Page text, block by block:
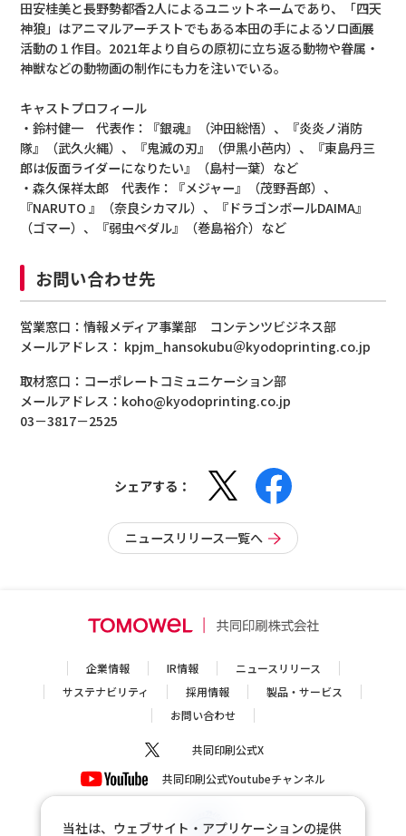
田安桂美と長野勢都香2人によるユニットネームであり、「四天
神狼」はアニマルアーチストでもある本田の手によるソロ画展
活動の１作目。2021年より自らの原初に立ち返る動物や眷属・
神獣などの動物画の制作にも力を注いでいる。
キャストプロフィール
・鈴村健一 代表作：『銀魂』（沖田総悟）、『炎炎ノ消防
隊』（武久火縄）、『鬼滅の刃』（伊黒小芭内）、『東島丹三
郎は仮面ライダーになりたい』（島村一葉）など
・森久保祥太郎 代表作：『メジャー』（茂野吾郎）、
『NARUTO 』（奈良シカマル）、『ドラゴンボールDAIMA』
（ゴマー）、『弱虫ペダル』（巻島裕介）など
お問い合わせ先
営業窓口：情報メディア事業部 コンテンツビジネス部
メールアドレス： kpjm_hansokubu＠kyodoprinting.co.jp
取材窓口：コーポレートコミュニケーション部
メールアドレス：koho@kyodoprinting.co.jp
03－3817－2525
シェアする：
ニュースリリース一覧へ
企業情報 IR情報
ニュースリリース
サステナビリティ
採用情報
製品・サービス
お問い合わせ
共同印刷公式X
共同印刷公式Youtubeチャンネル
当社は、ウェブサイト・アプリケーションの提供